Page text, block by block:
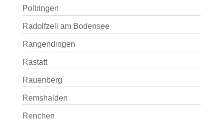
Poltringen
Radolfzell am Bodensee
Rangendingen
Rastatt
Rauenberg
Remshalden
Renchen